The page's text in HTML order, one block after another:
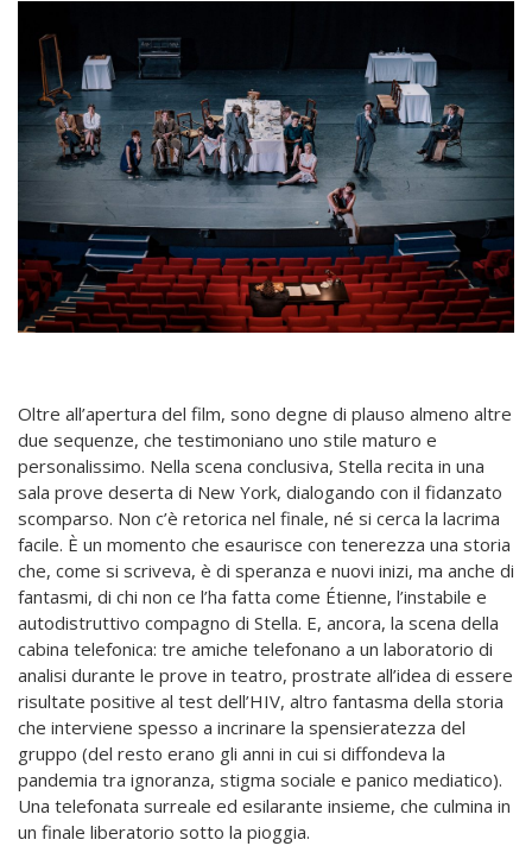
Oltre all’apertura del film, sono degne di plauso almeno altre
due sequenze, che testimoniano uno stile maturo e
personalissimo. Nella scena conclusiva, Stella recita in una
sala prove deserta di New York, dialogando con il fidanzato
scomparso. Non c’è retorica nel finale, né si cerca la lacrima
facile. È un momento che esaurisce con tenerezza una storia
che, come si scriveva, è di speranza e nuovi inizi, ma anche di
fantasmi, di chi non ce l’ha fatta come Étienne, l’instabile e
autodistruttivo compagno di Stella. E, ancora, la scena della
cabina telefonica: tre amiche telefonano a un laboratorio di
analisi durante le prove in teatro, prostrate all’idea di essere
risultate positive al test dell’HIV, altro fantasma della storia
che interviene spesso a incrinare la spensieratezza del
gruppo (del resto erano gli anni in cui si diffondeva la
pandemia tra ignoranza, stigma sociale e panico mediatico).
Una telefonata surreale ed esilarante insieme, che culmina in
un finale liberatorio sotto la pioggia.